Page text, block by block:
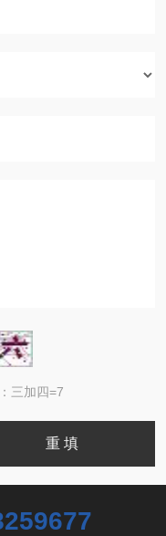
三加四=7